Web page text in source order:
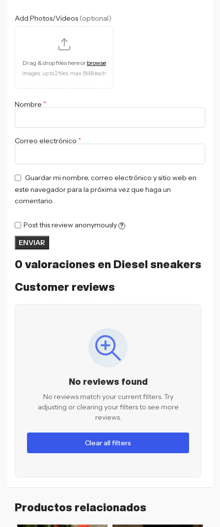
0 valoraciones en Diesel sneakers
Customer reviews
No reviews found
No reviews match your current filters. Try
adjusting or clearing your filters to see more
reviews.
Clear all filters
Add Photos/Videos (optional)
Drag & drop files here or browse
Images: up to 2 files, max 5MB each
Nombre *
Correo electrónico *
Guardar mi nombre, correo electrónico y sitio web en
este navegador para la próxima vez que haga un
comentario.
Post this review anonymously ?
Productos relacionados